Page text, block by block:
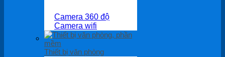
Camera 360 độ
Camera wifi
Thiết bị văn phòng